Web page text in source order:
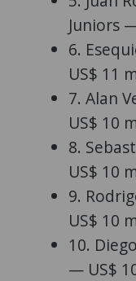
Juniors
6.
US$ 11
7. Alan
US$ 10
8.
US$ 10
9.
US$ 10
10.
— US$